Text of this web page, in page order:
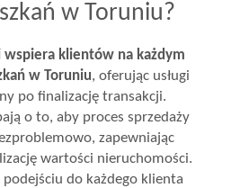
w Toruniu?
wspiera klientów na każdym
w Toruniu, oferując usługi
po finalizację transakcji.
o to, aby proces sprzedaży
zapewniając
wartości nieruchomości.
do każdego klienta